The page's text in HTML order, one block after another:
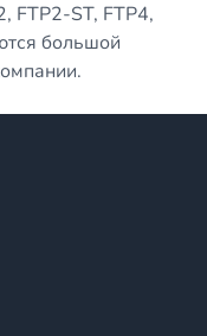
FTP2-ST, FTP4,
большой